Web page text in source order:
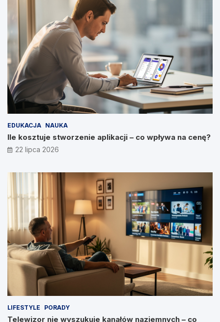
EDUKACJA NAUKA
Ile kosztuje stworzenie aplikacji – co wpływa na cenę?
22 lipca 2026
LIFESTYLE PORADY
Telewizor nie wyszukuje kanałów naziemnych – co